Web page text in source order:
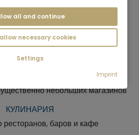
небольших магазинов
КУЛИНАРИЯ
баров и кафе
all and continue
necessary cookies
Settings
Imprint